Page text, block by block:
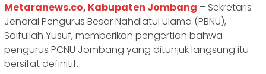
Metaranews.co, Kabupaten Jombang – Sekretaris
Jendral Pengurus Besar Nahdlatul Ulama (PBNU),
Saifullah Yusuf, memberikan pengertian bahwa
pengurus PCNU Jombang yang ditunjuk langsung itu
bersifat definitif.